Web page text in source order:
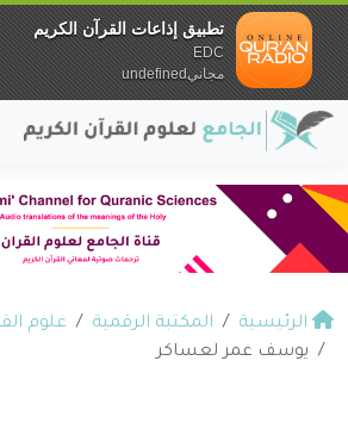
الرئيسية المكتبة الرقمية
علوم
يوسف عمر لعساكر
تطبيق إذاعات القرآن الكريم
EDC
مجانيundefined